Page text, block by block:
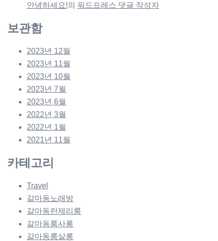
안녕하세요!의 워드프레스 댓글 작성자
보관함
2023년 12월
2023년 11월
2023년 10월
2023년 7월
2023년 6월
2022년 3월
2022년 1월
2021년 11월
카테고리
Travel
갈마동노래방
갈마동란제리룸
갈마동룸사롱
갈마동룸살롱